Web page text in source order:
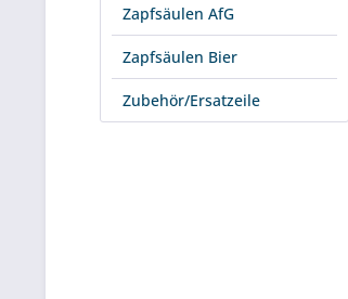
Zapfsäulen AfG
Zapfsäulen Bier
Zubehör/Ersatzeile